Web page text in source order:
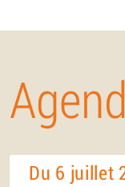
Du 6 juillet